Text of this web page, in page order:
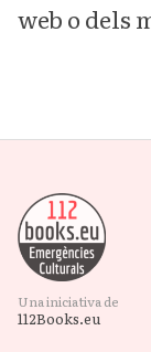
web o dels
Una iniciativa de
112Books.eu